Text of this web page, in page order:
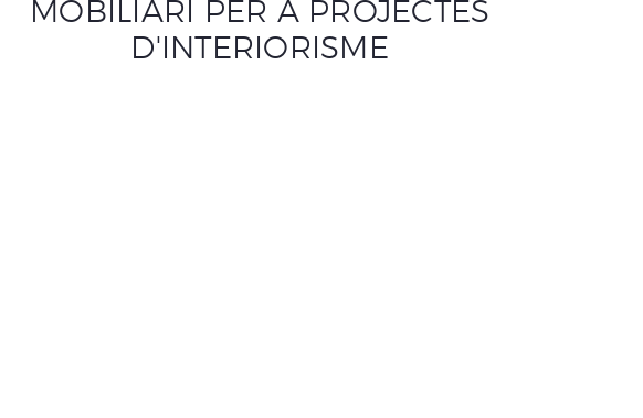
MOBILIARI PER A PROJECTES
D'INTERIORISME